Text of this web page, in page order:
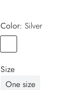
Color:
silver
Size
One size